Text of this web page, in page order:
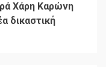
Χάρη Καρώνη
δικαστική